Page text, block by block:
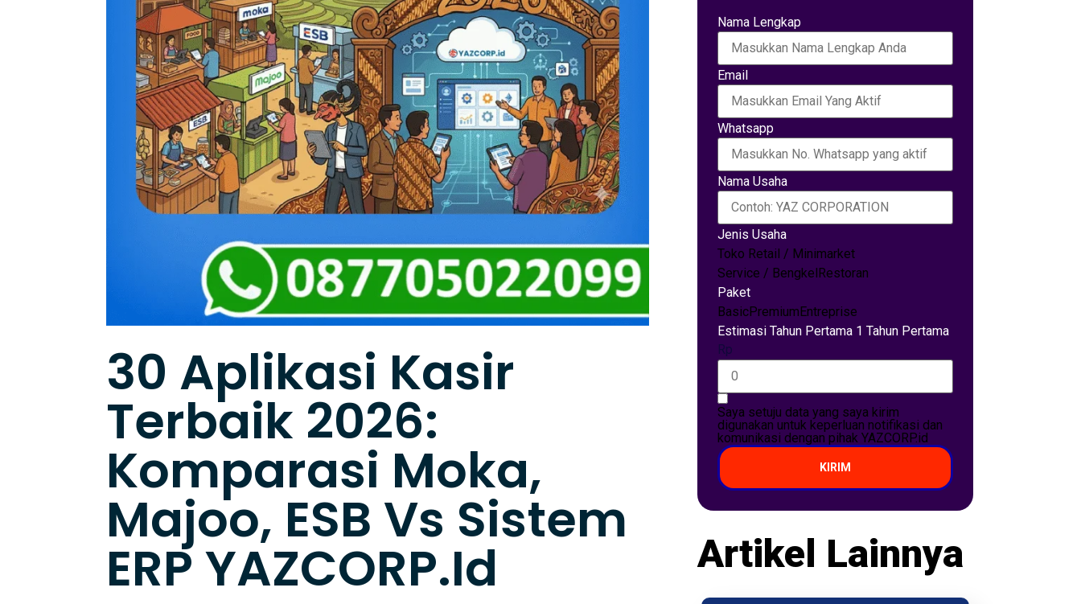
30 Aplikasi Kasir
Terbaik 2026:
Komparasi Moka,
Majoo, ESB Vs Sistem
ERP YAZCORP.id
Nama Lengkap
Email
Whatsapp
Nama Usaha
Jenis Usaha
Toko Retail / Minimarket
Service / BengkelRestoran
Paket
BasicPremiumEntreprise
Estimasi Tahun Pertama 1 Tahun Pertama
Rp
Saya setuju data yang saya kirim
digunakan untuk keperluan notifikasi dan
komunikasi dengan pihak YAZCORP.id
KIRIM
Artikel Lainnya